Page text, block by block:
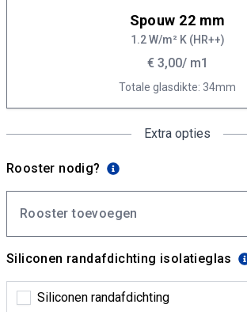
Spouw 22 mm
1.2 W/m² K (HR++)
€ 3,00/ m1
Totale glasdikte: 34mm
Extra opties
Rooster nodig?
Rooster toevoegen
Siliconen randafdichting isolatieglas
Siliconen randafdichting